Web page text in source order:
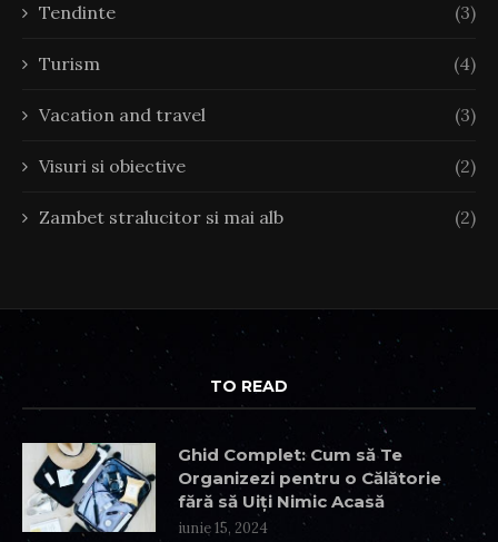
Tendinte (3)
Turism (4)
Vacation and travel (3)
Visuri si obiective (2)
Zambet stralucitor si mai alb (2)
TO READ
Ghid Complet: Cum să Te
Organizezi pentru o Călătorie
fără să Uiți Nimic Acasă
iunie 15, 2024